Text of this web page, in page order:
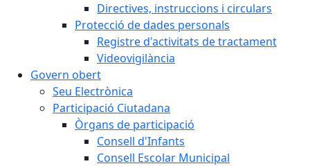
Directives, instruccions i circulars
Protecció de dades personals
Registre d'activitats de tractament
Videovigilància
Govern obert
Seu Electrònica
Participació Ciutadana
Òrgans de participació
Consell d'Infants
Consell Escolar Municipal